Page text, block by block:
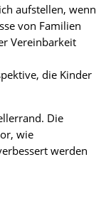
aufstellen, wenn
von Familien
Vereinbarkeit
die Kinder
Die
wie
werden